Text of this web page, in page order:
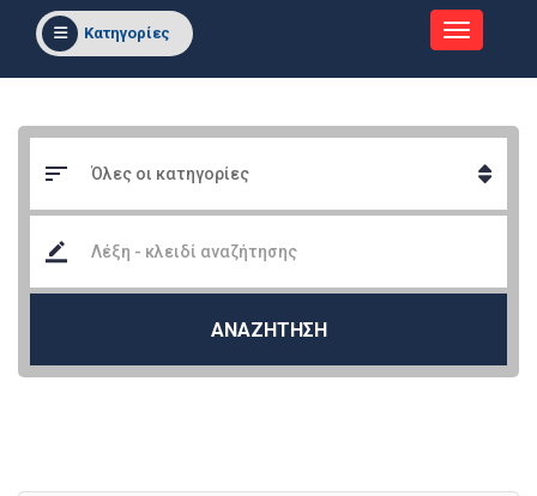
Κατηγορίες
ΑΝΑΖΗΤΗΣΗ